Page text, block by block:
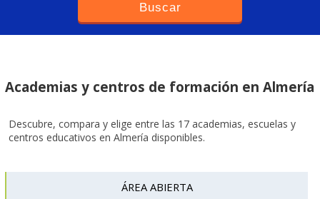
Academias y centros de formación en Almería
Descubre, compara y elige entre las 17 academias, escuelas y
centros educativos en Almería disponibles.
ÁREA ABIERTA